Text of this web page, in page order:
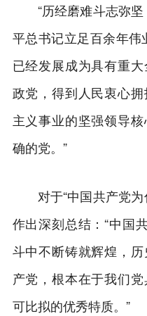
“历经磨难斗志弥
平总书记立足百余年伟
已经发展成为具有重
政党，得到人民衷心
主义事业的坚强领导
确的党。”
对于“中国共产党
作出深刻总结：“中国
斗中不断铸就辉煌，
产党，根本在于我们
可比拟的优秀特质。”